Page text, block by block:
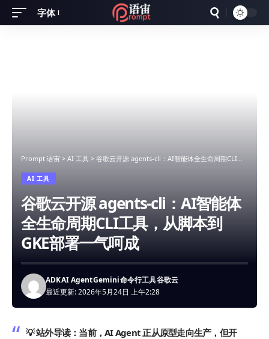
Font
字体
Prompt 语宙 > AI 工具 > 谷歌云开源 agents-cli：AI智能体全生命周期CLI工具，从脚本到GKE部署一气呵成
AI 工具
谷歌云开源 agents-cli：AI智能体
全生命周期CLI工具，从脚本到
GKE部署一气呵成
最近更新: 2026年5月24日 上午2:28
ADKAI AgentGemini命令行工具谷歌云
💡 站外导读： 当前，AI Agent 正从原型走向生产，但开